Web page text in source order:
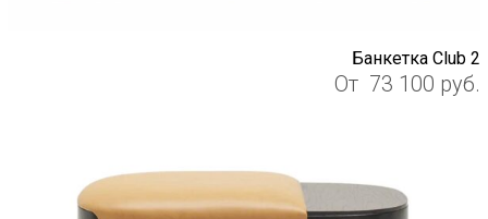
Банкетка Club 2
От 73 100 руб.